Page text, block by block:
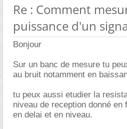
Re : Comment
puissance d'un
Bonjour
Sur un banc de mesure tu
au bruit notamment en
tu peux aussi etudier la
niveau de reception donné
en delai et en niveau.